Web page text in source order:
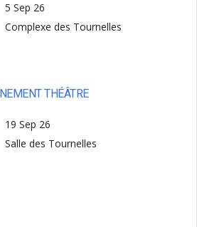
5 Sep 26
Complexe des Tournelles
THÉÂTRE
19 Sep 26
Salle des Tournelles